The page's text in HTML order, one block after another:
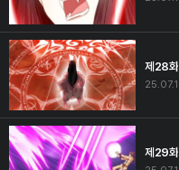
제28화
제29화